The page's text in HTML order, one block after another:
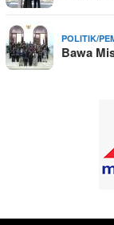
POLITIK/
Bawa